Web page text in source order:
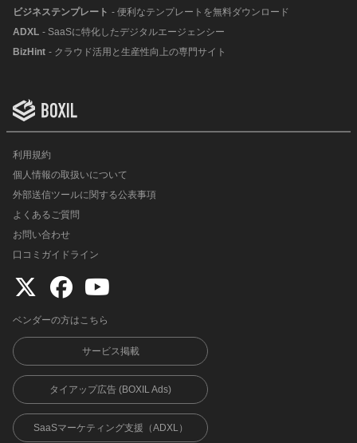
ビジネステンプレート - 便利なテンプレートを無料ダウンロード
ADXL - SaaSに特化したデジタルエージェンシー
BizHint - クラウド活用と生産性向上の専門サイト
利用規約
個人情報の取扱いについて
外部送信ツールに関する公表事項
よくあるご質問
お問い合わせ
口コミガイドライン
ベンダーの方はこちら
サービス掲載
タイアップ広告 (BOXIL Ads)
SaaSマーケティング支援（ADXL）